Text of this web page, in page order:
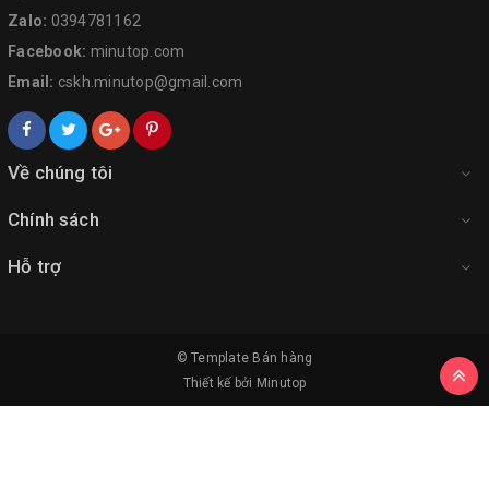
Zalo: 0394781162
Facebook: minutop.com
Email: cskh.minutop@gmail.com
Về chúng tôi
Chính sách
Hỗ trợ
© Template Bán hàng
Thiết kế bởi Minutop